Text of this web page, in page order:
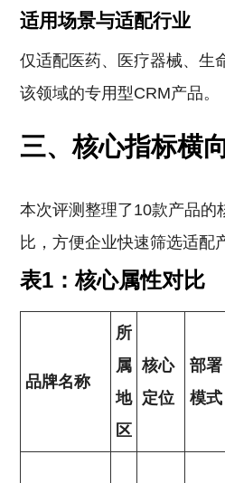
适用场景与适配行业
仅适配医药、医疗器械、生
该领域的专用型CRM产品。
三、核心指标横
本次评测整理了10款产品的
比，方便企业快速筛选适配
表1：核心属性对比
品牌名称
所
属
地
区
核心
定位
部署
模式